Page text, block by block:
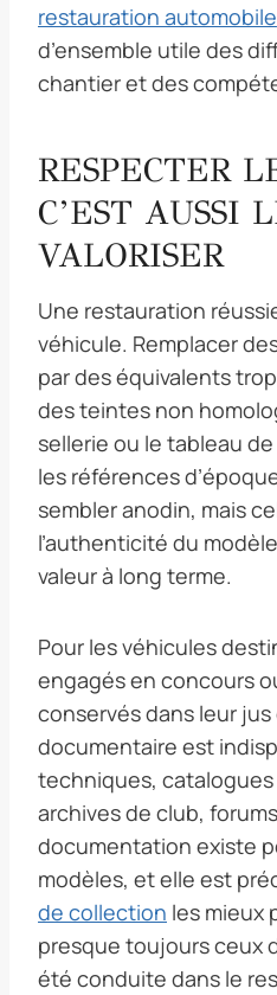
restauration automobile
d’ensemble utile des
chantier et des
RESPECTER
C’EST AUSSI
VALORISER
Une restauration
véhicule. Remplacer
par des équivalents
des teintes non
sellerie ou le tableau
les références
sembler anodin, mais
l’authenticité du
valeur à long terme.
Pour les véhicules
engagés en concours
conservés dans leur jus
documentaire est
techniques, catalogues
archives de club,
documentation existe
modèles, et elle est
de collection les mieux
presque toujours ceux
été conduite dans le